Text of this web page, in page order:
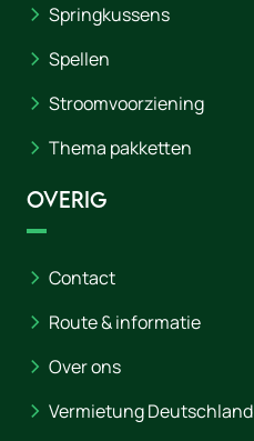
Springkussens
Spellen
Stroomvoorziening
Thema pakketten
Overig
Contact
Route & informatie
Over ons
Vermietung Deutschland